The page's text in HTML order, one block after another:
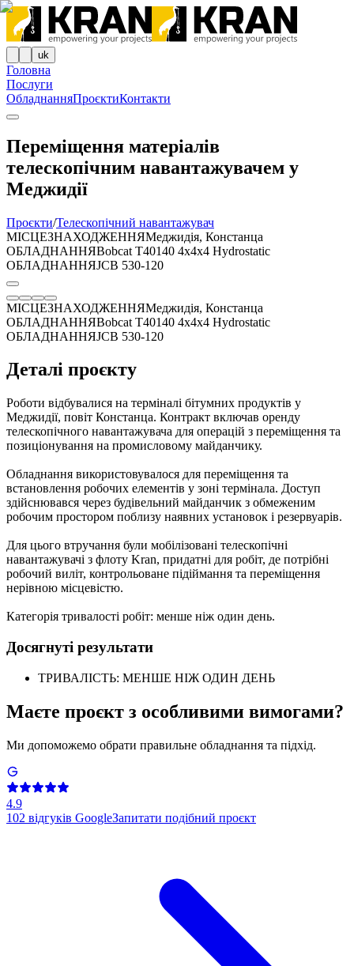
uk
Головна
Послуги
ОбладнанняПроєктиКонтакти
Переміщення матеріалів
телескопічним навантажувачем у
Меджидії
Проєкти/Телескопічний навантажувач
МІСЦЕЗНАХОДЖЕННЯМеджидія, Констанца
ОБЛАДНАННЯBobcat T40140 4x4x4 Hydrostatic
ОБЛАДНАННЯJCB 530-120
МІСЦЕЗНАХОДЖЕННЯМеджидія, Констанца
ОБЛАДНАННЯBobcat T40140 4x4x4 Hydrostatic
ОБЛАДНАННЯJCB 530-120
Деталі проєкту
Роботи відбувалися на терміналі бітумних продуктів у
Меджидії, повіт Констанца. Контракт включав оренду
телескопічного навантажувача для операцій з переміщення та
позиціонування на промисловому майданчику.
Обладнання використовувалося для переміщення та
встановлення робочих елементів у зоні термінала. Доступ
здійснювався через будівельний майданчик з обмеженим
робочим простором поблизу наявних установок і резервуарів.
Для цього втручання були мобілізовані телескопічні
навантажувачі з флоту Kran, придатні для робіт, де потрібні
робочий виліт, контрольоване підіймання та переміщення
нерівною місцевістю.
Категорія тривалості робіт: менше ніж один день.
Досягнуті результати
ТРИВАЛІСТЬ: МЕНШЕ НІЖ ОДИН ДЕНЬ
Маєте проєкт з особливими вимогами?
Ми допоможемо обрати правильне обладнання та підхід.
4.9
102 відгуків GoogleЗапитати подібний проєкт